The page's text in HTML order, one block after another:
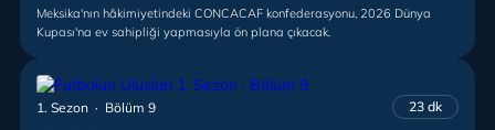
Meksika'nın hâkimiyetindeki CONCACAF konfederasyonu, 2026 Dünya
Kupası'na ev sahipliği yapmasıyla ön plana çıkacak.
1. Sezon · Bölüm 9 23 dk